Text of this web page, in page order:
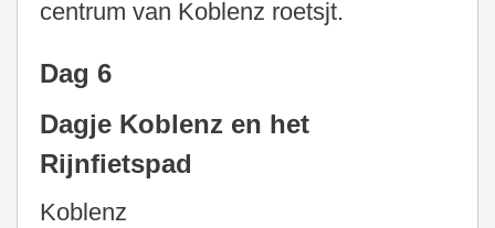
centrum van Koblenz roetsjt.
Dag 6
Dagje Koblenz en het
Rijnfietspad
Koblenz